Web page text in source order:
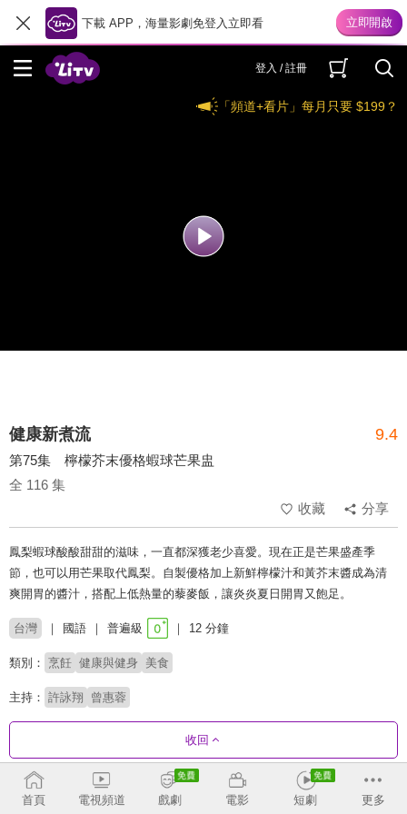
下載 APP，海量影劇免登入立即看
登入 / 註冊
「頻道+看片」每月只要 $199？
健康新煮流 9.4
第75集 檸檬芥末優格蝦球芒果盅
全 116 集
收藏
分享
鳳梨蝦球酸酸甜甜的滋味，一直都深獲老少喜愛。現在正是芒果盛產季
節，也可以用芒果取代鳳梨。自製優格加上新鮮檸檬汁和黃芥末醬成為清
爽開胃的醬汁，搭配上低熱量的藜麥飯，讓炎炎夏日開胃又飽足。
台灣 國語 普遍級 12 分鐘
類別： 烹飪 健康與健身 美食
主持： 許詠翔 曾惠蓉
收回
劇集列表 正序
首頁 電視頻道 戲劇 電影 短劇 更多